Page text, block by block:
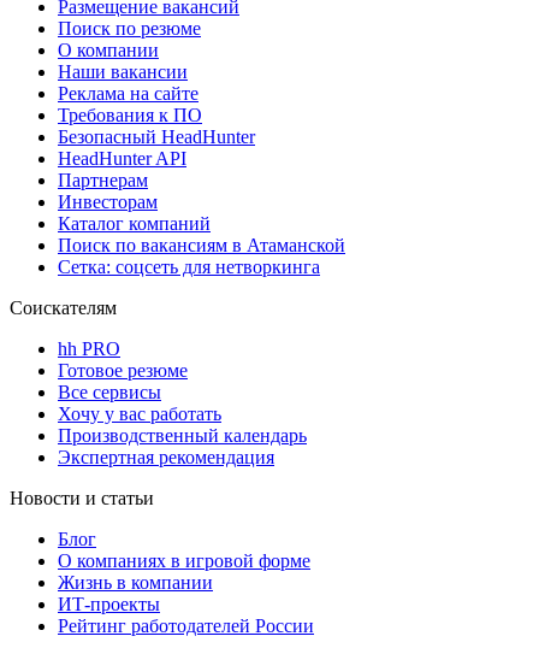
Размещение вакансий
Поиск по резюме
О компании
Наши вакансии
Реклама на сайте
Требования к ПО
Безопасный HeadHunter
HeadHunter API
Партнерам
Инвесторам
Каталог компаний
Поиск по вакансиям в Атаманской
Сетка: соцсеть для нетворкинга
Соискателям
hh PRO
Готовое резюме
Все сервисы
Хочу у вас работать
Производственный календарь
Экспертная рекомендация
Новости и статьи
Блог
О компаниях в игровой форме
Жизнь в компании
ИТ-проекты
Рейтинг работодателей России